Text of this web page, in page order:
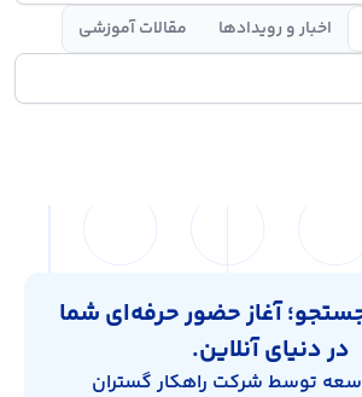
اخبار و رویدادها مقالات آموزشی
آغاز حضور حرفه‌ای شما
در دنیای آنلاین.
توسط شرکت راهکار گستران